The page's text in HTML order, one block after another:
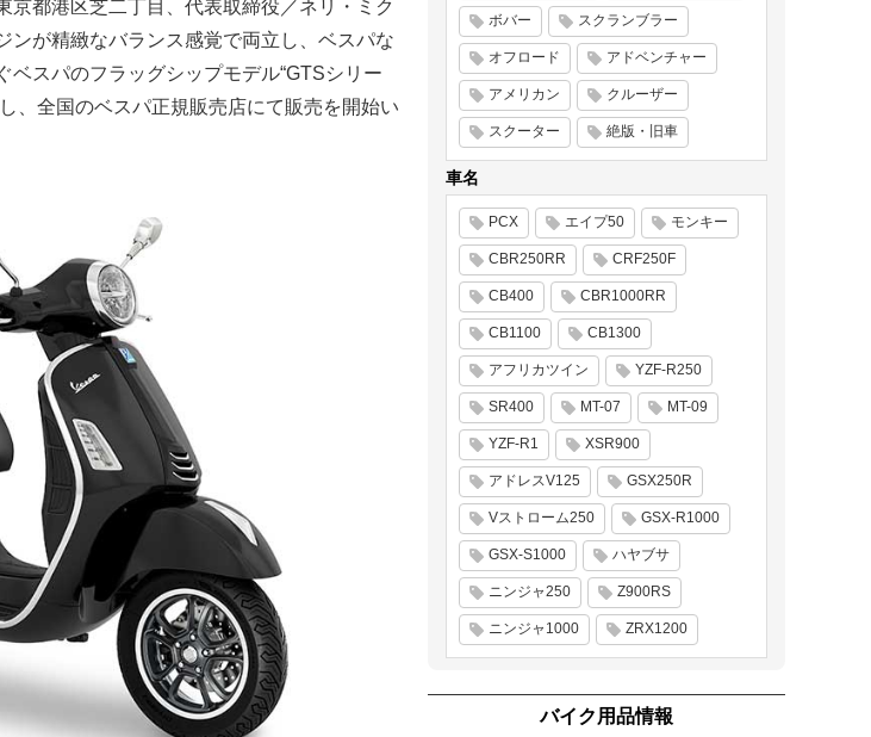
京都港区芝二丁目、代表取締役／ネリ・ミク
ンが精緻なバランス感覚で両立し、ベスパな
スパのフラッグシップモデル“GTSシリー
、全国のベスパ正規販売店にて販売を開始い
ボバー スクランブラー
オフロード アドベンチャー
アメリカン クルーザー
スクーター 絶版・旧車
車名
PCX エイプ50 モンキー
CBR250RR CRF250F
CB400 CBR1000RR
CB1100 CB1300
アフリカツイン YZF-R250
SR400 MT-07 MT-09
YZF-R1 XSR900
アドレスV125 GSX250R
Vストローム250 GSX-R1000
GSX-S1000 ハヤブサ
ニンジャ250 Z900RS
ニンジャ1000 ZRX1200
バイク用品情報